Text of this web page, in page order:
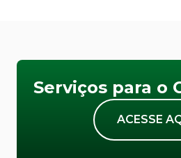
Serviços para o
ACESSE